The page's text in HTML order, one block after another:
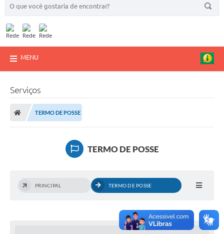
MENU
Serviços
TERMO DE POSSE
TERMO DE POSSE
PRINCIPAL TERMO DE POSSE